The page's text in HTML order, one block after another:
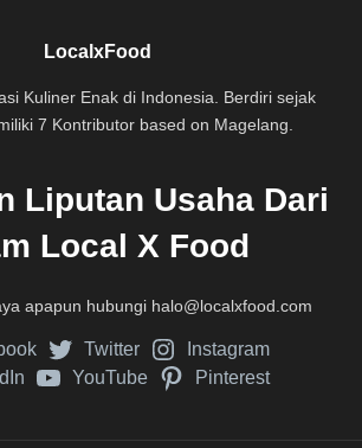
LocalxFood
Kuliner Enak di Indonesia. Berdiri sejak
7 Kontributor based on Magelang.
Liputan Usaha Dari
Local X Food
apapun hubungi halo@localxfood.com
Twitter
Instagram
YouTube Pinterest